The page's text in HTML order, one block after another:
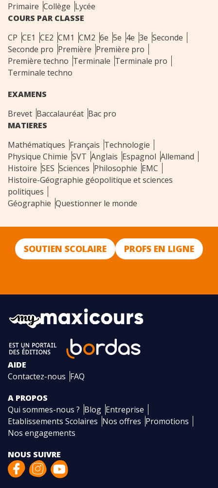
Primaire Collège Lycée
COURS PAR CLASSE
CP CE1 CE2 CM1 CM2 6e 5e 4e 3e Seconde
Seconde pro Première Première pro
Première techno Terminale Terminale pro
Terminale techno
EXAMENS
Brevet Baccalauréat Bac pro
MATIERES
Mathématiques Français Technologie
Physique Chimie SVT Anglais Espagnol Allemand
Histoire SES Sciences Philosophie EMC
Histoire-Géographie géopolitique et sciences
politiques
Géographie Questionner le monde
SOUTIEN SCOLAIRE PROFS EN LIGNE
AIDE
Contactez-nous FAQ
A PROPOS
Qui sommes-nous ? Blog Entreprise
Etablissements Scolaires Nos offres Promotions
Nos engagements
NOUS SUIVRE